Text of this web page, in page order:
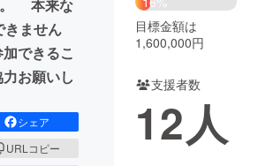
・地域活性化
Social Good
るさと納税machi-ya コミュニティ
。 本来な
きません
できるこ
お願いし
シェア
URLコピー
目標金額は
1,600,000円
支援者数
12人